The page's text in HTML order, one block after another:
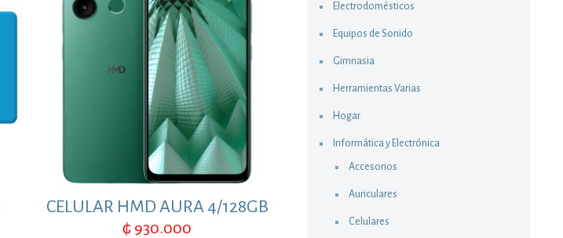
CELULAR HMD AURA 4/128GB
₲ 930.000
Electrodomésticos
Equipos de Sonido
Gimnasia
Herramientas Varias
Hogar
Informática y Electrónica
Accesorios
Auriculares
Celulares